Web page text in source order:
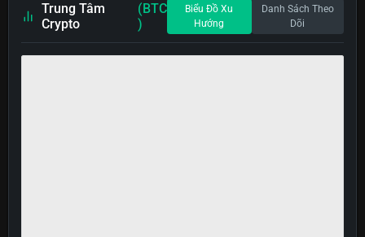
Trung Tâm
Crypto
(BTC
)
Biểu Đồ Xu
Hướng
Danh Sách Theo
Dõi